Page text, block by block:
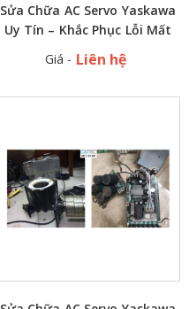
Sửa Chữa AC Servo Yaskawa
Uy Tín – Khắc Phục Lỗi Mất
Thị
Giá - Liên hệ